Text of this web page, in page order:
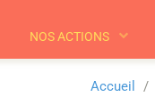
NOS ACTIONS
Accueil